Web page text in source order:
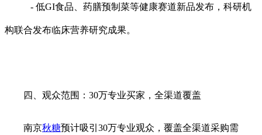
- 低GI食品、药膳预制菜等健康赛道新品发布，科研机
构联合发布临床营养研究成果。
四、观众范围：30万专业买家，全渠道覆盖
南京秋糖预计吸引30万专业观众，覆盖全渠道采购需